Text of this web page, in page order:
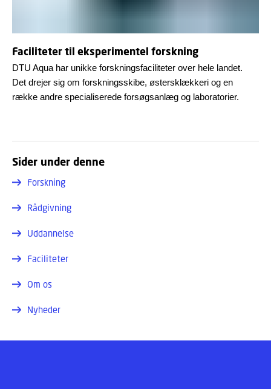
Faciliteter til eksperimentel forskning
DTU Aqua har unikke forskningsfaciliteter over hele landet.
Det drejer sig om forskningsskibe, østersklækkeri og en
række andre specialiserede forsøgsanlæg og laboratorier.
Sider under denne
Forskning
Rådgivning
Uddannelse
Faciliteter
Om os
Nyheder